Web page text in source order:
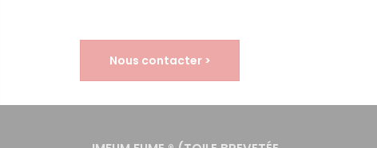
Nous contacter >